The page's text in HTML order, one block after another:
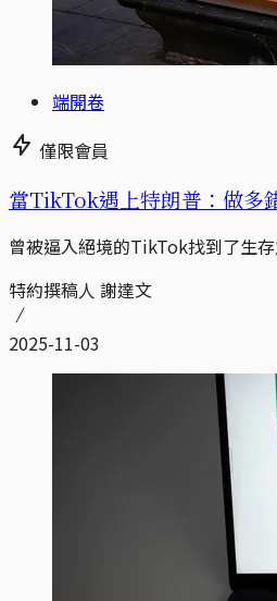
端開卷
僅限會員
當TikTok遇上特朗普：做多
曾被逼入絕境的TikTok找到了生
特約撰稿人 謝達文
2025-11-03